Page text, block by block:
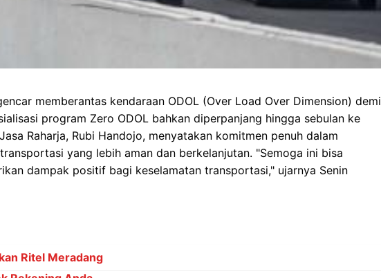
memberantas kendaraan ODOL (Over Load Over Dimension) demi
program Zero ODOL bahkan diperpanjang hingga sebulan ke
Raharja, Rubi Handojo, menyatakan komitmen penuh dalam
yang lebih aman dan berkelanjutan. "Semoga ini bisa
dampak positif bagi keselamatan transportasi," ujarnya Senin
Ritel Meradang